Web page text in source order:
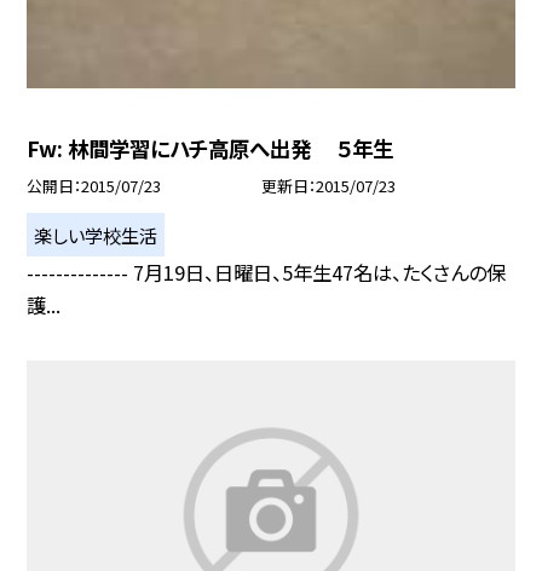
Fw: 林間学習にハチ高原へ出発 ５年生
公開日 2015/07/23 更新日 2015/07/23
楽しい学校生活
-------------- 7月19日、日曜日、5年生47名は、たくさんの保
護...